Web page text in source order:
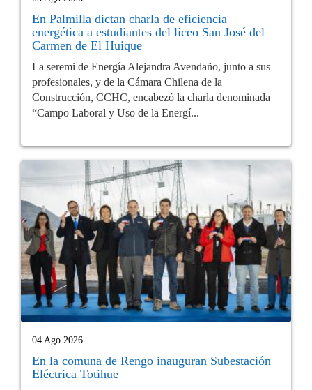
En Palmilla dictan charla de eficiencia
energética a estudiantes del liceo San José del
Carmen de El Huique
La seremi de Energía Alejandra Avendaño, junto a sus
profesionales, y de la Cámara Chilena de la
Construcción, CCHC, encabezó la charla denominada
“Campo Laboral y Uso de la Energí...
04 Ago 2026
En la comuna de Rengo inauguran Subestación
Eléctrica Totihue